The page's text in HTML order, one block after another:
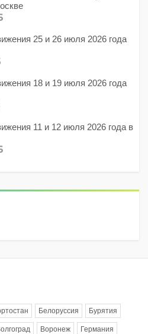
25 и 26 июля 2026 года
18 и 19 июля 2026 года
11 и 12 июля 2026 года в
Белоруссия Бурятия
Воронеж Германия